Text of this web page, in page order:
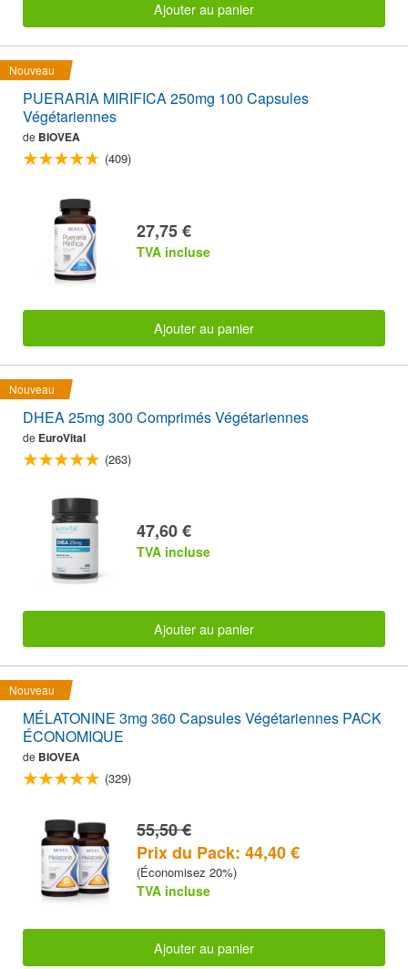
Ajouter au panier
Nouveau
PUERARIA MIRIFICA 250mg 100 Capsules
Végétariennes
de BIOVEA
(409)
27,75 €
TVA incluse
Ajouter au panier
Nouveau
DHEA 25mg 300 Comprimés Végétariennes
de EuroVital
(263)
47,60 €
TVA incluse
Ajouter au panier
Nouveau
MÉLATONINE 3mg 360 Capsules Végétariennes PACK
ÉCONOMIQUE
de BIOVEA
(329)
55,50 €
Prix du Pack: 44,40 €
(Économisez 20%)
TVA incluse
Ajouter au panier